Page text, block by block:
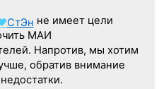
СтЭн не имеет цели
МАИ
Напротив, мы хотим
обратив внимание